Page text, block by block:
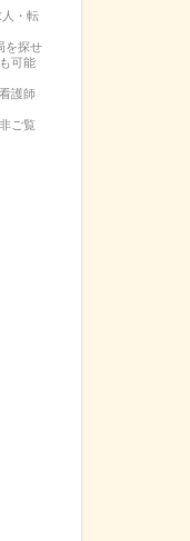
・転
を探せ
可能
護師
ご覧